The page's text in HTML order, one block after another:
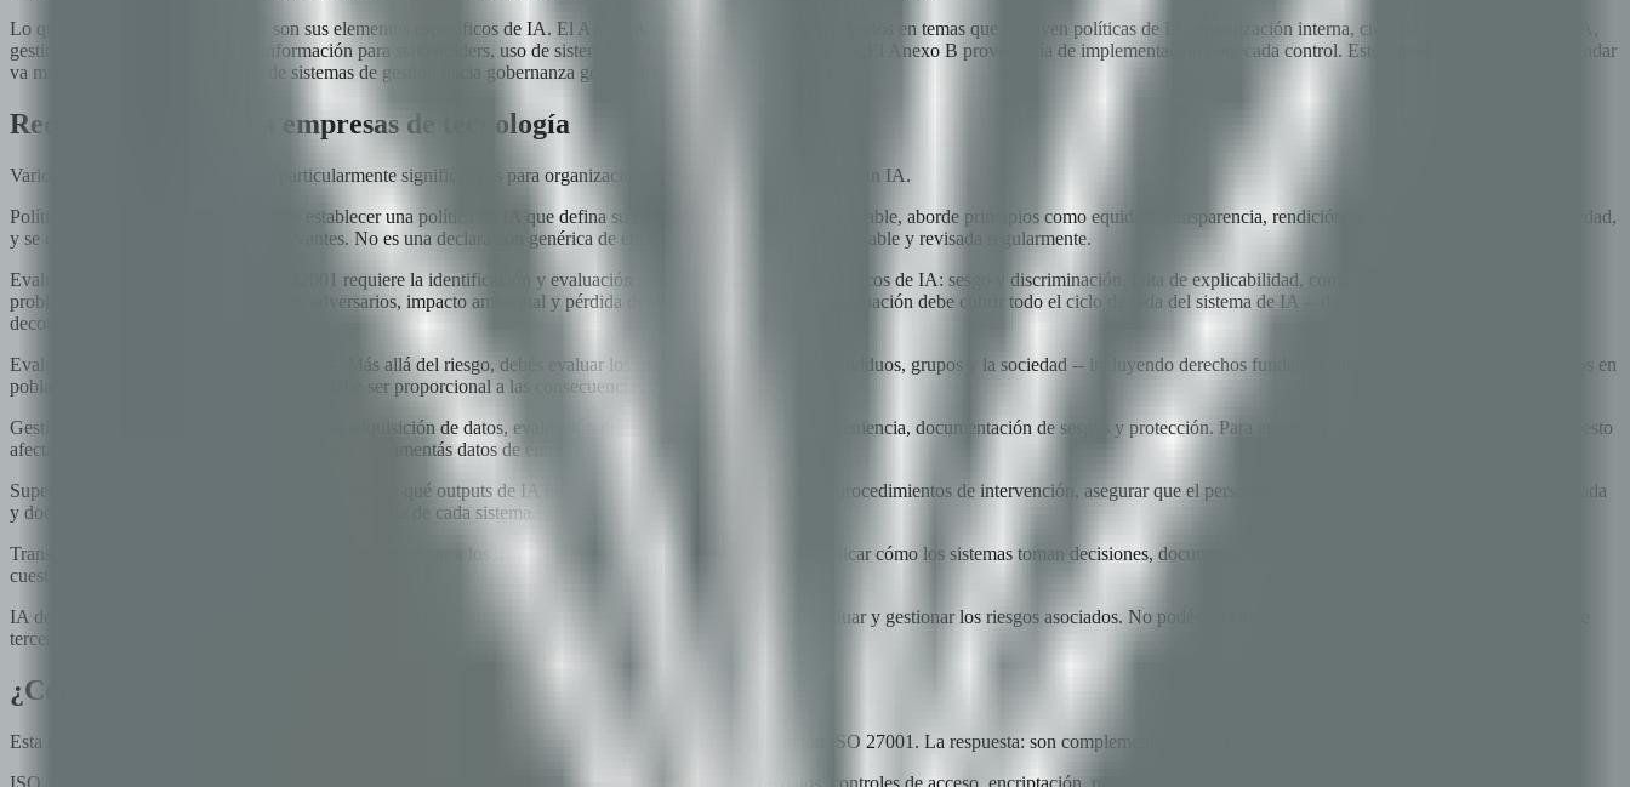
Lo qué hace distinto a ISO 42001 son sus elementos específicos de IA. El Anexo A define 38 controles organizados en temas que incluyen políticas de IA, organización interna, ciclo de vida del sistema de IA,
gestión de datos, transparencia e información para stakeholders, uso de sistemas de IA y relaciones con terceros. El Anexo B provee guía de implementación para cada control. Estos anexos son donde el estándar
va más allá del territorio genérico de sistemas de gestión hacia gobernanza genuinamente específica de IA.
Requisitos clave para empresas de tecnología
Varios requisitos se destacan como particularmente significativos para organizaciones que construyen o despliegan IA.
Política de IA -- Tu organización debe establecer una política de IA que defina su compromiso con la IA responsable, aborde principios como equidad, transparencia, rendición de cuentas, seguridad y privacidad,
y se comúnique a todas las partes relevantes. No es una declaración genérica de ética; debe ser específica, accionable y revisada regularmente.
Evaluación de Riesgos de IA -- ISO 42001 requiere la identificación y evaluación sistemática de riesgos específicos de IA: sesgo y discriminación, falta de explicabilidad, comportamientos no previstos,
problemas de calidad de datos, ataques adversarios, impacto ambiental y pérdida de autonomía humana. La evaluación debe cubrir todo el ciclo de vida del sistema de IA -- desde la concepción hasta el
decomisionamiento.
Evaluación de Impacto del Sistema de IA -- Más allá del riesgo, debés evaluar los impactos potenciales en individuos, grupos y la sociedad -- incluyendo derechos fundamentales, efectos económicos y efectos en
poblaciones vulnerables. La profundidad debe ser proporcional a las consecuencias del sistema.
Gestión de Datos -- Prácticas rigurosas para adquisición de datos, evaluación de calidad, seguimiento de proveniencia, documentación de sesgos y protección. Para empresas que construyen IA para clientes, esto
afecta directamente cómo obtenés, procesás y documentás datos de entrenamiento.
Supervisión Humana -- El estándar requiere definir qué outputs de IA necesitan revisión humana, establecer procedimientos de intervención, asegurar que el personal de supervisión tenga competencia adecuada
y documentar la justificación del nivel de autonomía de cada sistema.
Transparencia y Explicabilidad -- Controles para informar a los usuarios que están interactuando con IA, explicar cómo los sistemas toman decisiones, documentar limitaciones y proveer mecanismos para
cuestionar decisiones impulsadas por IA.
IA de Terceros -- Si usás foundation models, modelos pre-entrenados o APIs de IA como servicio, debés evaluar y gestionar los riesgos asociados. No podés reclamar IA responsable mientras usás modelos de
terceros opacos sin entender sus datos de entrenamiento, limitaciones y potenciales sesgos.
¿Cómo se relaciona ISO 42001 con ISO 27001?
Esta es la pregunta más común que escuchamos, y es especialmente relevante porque tenemos certificación ISO 27001. La respuesta: son complementarios, no redundantes.
ISO 27001 protege la confidencialidad, integridad y disponibilidad de la información -- seguridad de datos, controles de acceso, encriptación, respuesta a incidentes. Estas preocupaciones se vuelven más